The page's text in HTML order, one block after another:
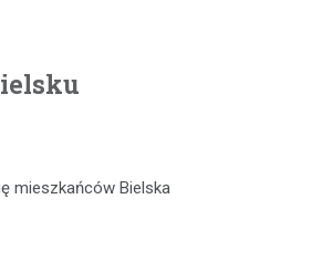
mieszkańców Bielska